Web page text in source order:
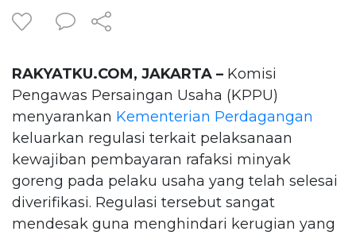
RAKYATKU.COM, JAKARTA – Komisi
Pengawas Persaingan Usaha (KPPU)
menyarankan Kementerian Perdagangan
keluarkan regulasi terkait pelaksanaan
kewajiban pembayaran rafaksi minyak
goreng pada pelaku usaha yang telah selesai
diverifikasi. Regulasi tersebut sangat
mendesak guna menghindari kerugian yang